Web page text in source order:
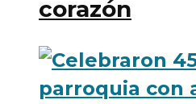
corazón